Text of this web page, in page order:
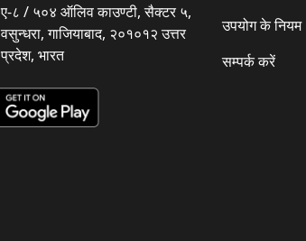
ए-८ / ५०४ ऑलिव काउण्टी, सैक्टर ५,
वसुन्धरा, गाजियाबाद, २०१०१२ उत्तर
प्रदेश, भारत
उपयोग के नियम
सम्पर्क करें